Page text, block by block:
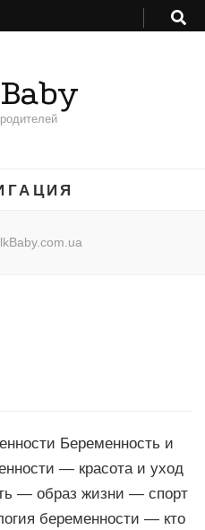
Беременность и
— красота и уход
— образ жизни — спорт
беременности — кто